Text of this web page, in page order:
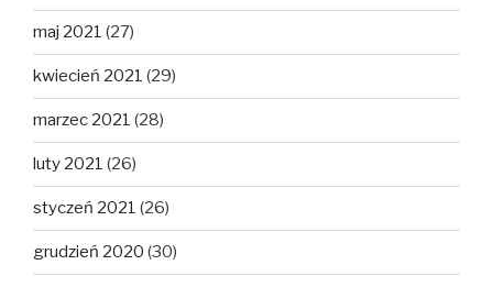
maj 2021 (27)
kwiecień 2021 (29)
marzec 2021 (28)
luty 2021 (26)
styczeń 2021 (26)
grudzień 2020 (30)